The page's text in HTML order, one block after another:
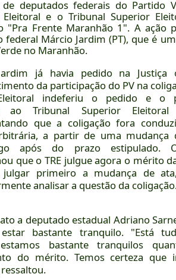
deputados federais do Partido
Eleitoral e o Tribunal Superior
"Pra Frente Maranhão 1". A
federal Márcio Jardim (PT), que é
no Maranhão.
já havia pedido na Justiça
da participação do PV na
indeferiu o pedido e o
ao Tribunal Superior Eleitoral
que a coligação fora
a partir de uma mudança
após do prazo estipulado.
que o TRE julgue agora o mérito
julgar primeiro a mudança de
analisar a questão da
a deputado estadual Adriano
bastante tranquilo. "Está
bastante tranquilos
do mérito. Temos certeza que